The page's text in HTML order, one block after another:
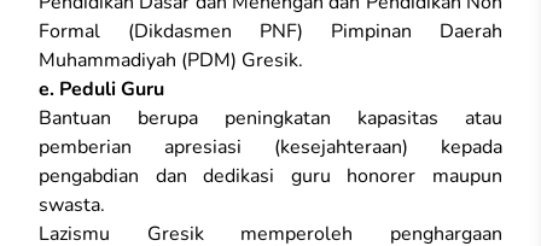
Formal (Dikdasmen PNF) Pimpinan Daerah
Muhammadiyah (PDM) Gresik.
e. Peduli Guru
Bantuan berupa peningkatan kapasitas atau
pemberian apresiasi (kesejahteraan) kepada
pengabdian dan dedikasi guru honorer maupun
swasta.
Lazismu Gresik memperoleh penghargaan